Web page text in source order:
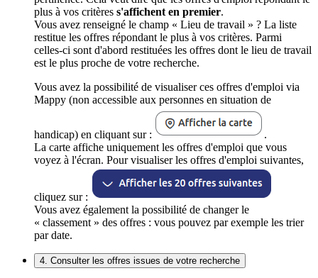
plus à vos critères s'affichent en premier.
Vous avez renseigné le champ « Lieu de travail » ? La liste
restitue les offres répondant le plus à vos critères. Parmi
celles-ci sont d'abord restituées les offres dont le lieu de travail
est le plus proche de votre recherche.
Vous avez la possibilité de visualiser ces offres d'emploi via
Mappy (non accessible aux personnes en situation de
handicap) en cliquant sur :
.
La carte affiche uniquement les offres d'emploi que vous
voyez à l'écran. Pour visualiser les offres d'emploi suivantes,
cliquez sur :
Vous avez également la possibilité de changer le
« classement » des offres : vous pouvez par exemple les trier
par date.
4. Consulter les offres issues de votre recherche